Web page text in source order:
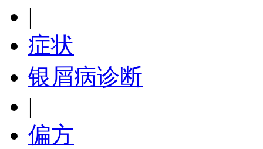
|
症状
银屑病诊断
|
偏方